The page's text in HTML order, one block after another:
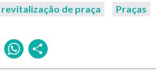
revitalização de praça Praças
TwitterWhatsApp